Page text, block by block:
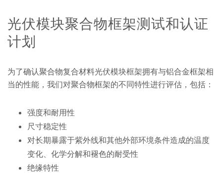
光伏模块聚合物框架测试和认证
计划
为了确认聚合物复合材料光伏模块框架拥有与铝合金框架相
当的性能，我们对聚合物框架的不同特性进行评估，包括：
强度和耐用性
尺寸稳定性
对长期暴露于紫外线和其他外部环境条件造成的温度
变化、化学分解和褪色的耐受性
绝缘特性